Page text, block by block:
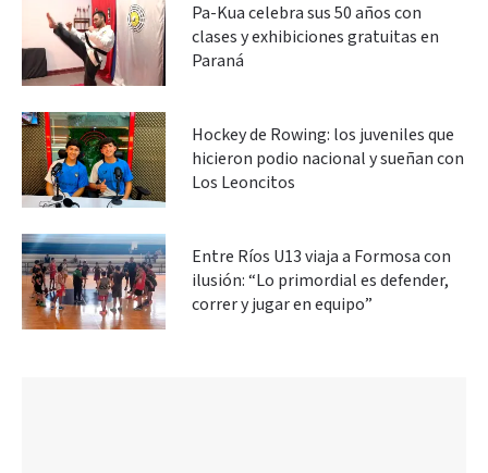
Pa-Kua celebra sus 50 años con
clases y exhibiciones gratuitas en
Paraná
Hockey de Rowing: los juveniles que
hicieron podio nacional y sueñan con
Los Leoncitos
Entre Ríos U13 viaja a Formosa con
ilusión: “Lo primordial es defender,
correr y jugar en equipo”